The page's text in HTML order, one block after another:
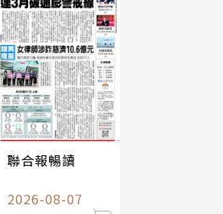
聯合報暢讀
2026-08-07